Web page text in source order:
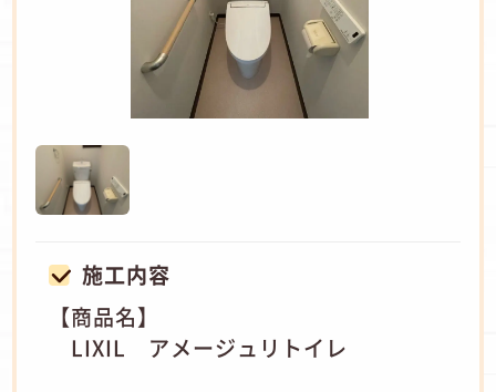
施工内容
【商品名】
LIXIL アメージュリトイレ